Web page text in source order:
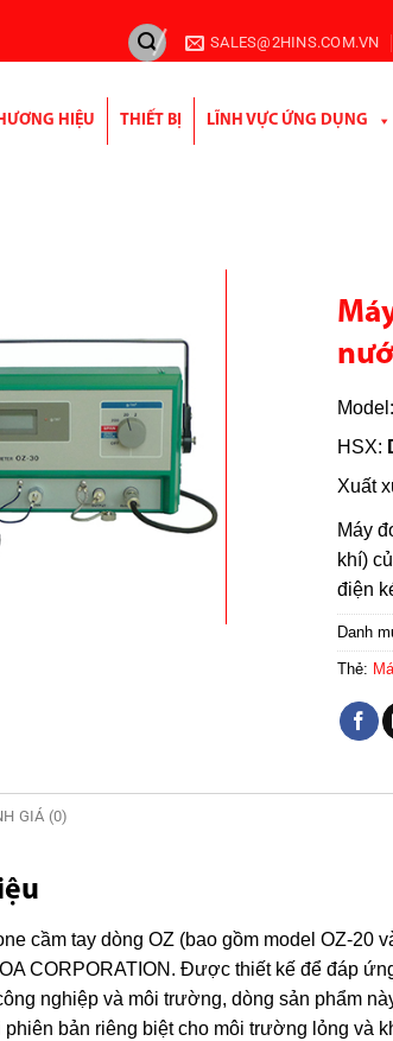
SALES@2HINS.COM.VN
HIỆU THIẾT BỊ LĨNH VỰC ỨNG DỤNG
HSX:
Xuất
Máy
khí)
điện
Danh
Thẻ:
GIÁ (0)
cầm tay dòng OZ (bao gồm model OZ-
CORPORATION. Được thiết kế để đáp
nghiệp và môi trường, dòng sản phẩm
phiên bản riêng biệt cho môi trường lỏng và